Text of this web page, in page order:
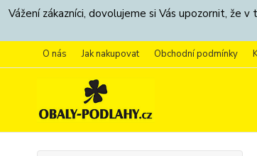
Vážení zákazníci, dovolujeme si Vás upozornit, že
O nás Jak nakupovat Obchodní podmínky